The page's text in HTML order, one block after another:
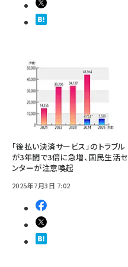
「後払い決済サービス」のトラブル
が3年間で3倍に急増、国民生活セ
ンターが注意喚起
2025年7月3日 7:02